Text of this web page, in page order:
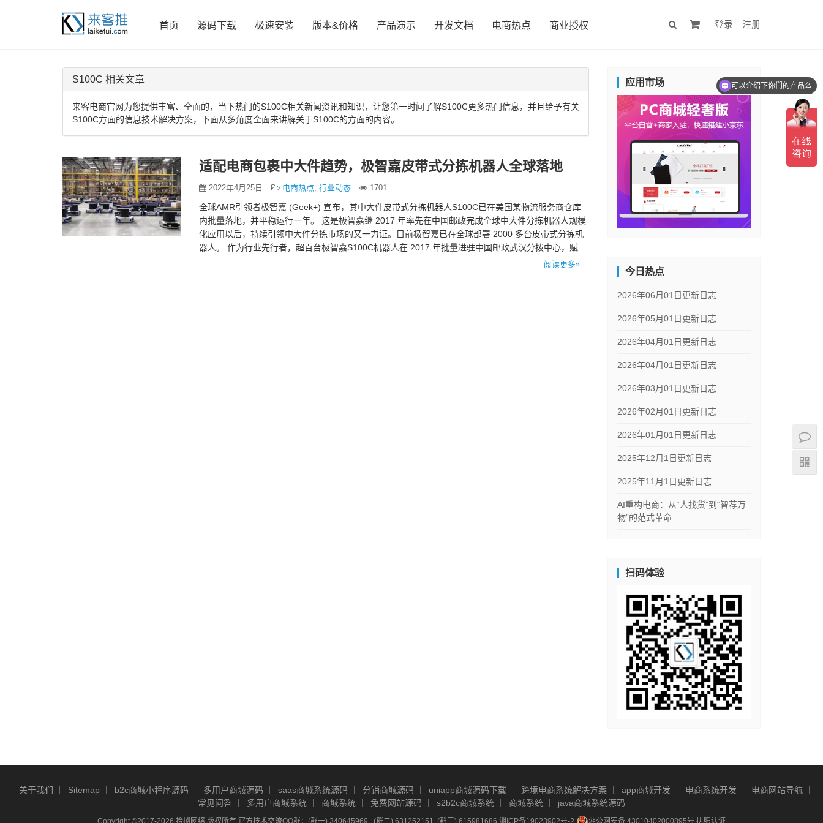
首页 源码下载 极速安装 版本&价格 产品演示 开发文档 电商热点 商业授权 登录 注册
S100C 相关文章
来客电商官网为您提供丰富、全面的，当下热门的S100C相关新闻资讯和知识，让您第一时间了解S100C更多热门信息，并且给予有关
S100C方面的信息技术解决方案，下面从多角度全面来讲解关于S100C的方面的内容。
适配电商包裹中大件趋势，极智嘉皮带式分拣机器人全球落地
2022年4月25日 电商热点, 行业动态 1701
全球AMR引领者极智嘉 (Geek+) 宣布，其中大件皮带式分拣机器人S100C已在美国某物流服务商仓库
内批量落地，并平稳运行一年。 这是极智嘉继 2017 年率先在中国邮政完成全球中大件分拣机器人规模
化应用以后，持续引领中大件分拣市场的又一力证。目前极智嘉已在全球部署 2000 多台皮带式分拣机
器人。 作为行业先行者，超百台极智嘉S100C机器人在 2017 年批量进驻中国邮政武汉分拨中心，赋
阅读更多»
应用市场
今日热点
2026年06月01日更新日志
2026年05月01日更新日志
2026年04月01日更新日志
2026年04月01日更新日志
2026年03月01日更新日志
2026年02月01日更新日志
2026年01月01日更新日志
2025年12月1日更新日志
2025年11月1日更新日志
AI重构电商：从“人找货”到“智荐万
物”的范式革命
扫码体验
关于我们 Sitemap b2c商城小程序源码 多用户商城源码 saas商城系统源码 分销商城源码 uniapp商城源码下载 跨境电商系统解决方案 app商城开发 电商系统开发
电商网站导航
常见问答
多用户商城系统 商城系统 免费网站源码 s2b2c商城系统 商城系统 java商城系统源码
Copyright ©2017-2026 拾捌网络 版权所有 官方技术交流QQ群：(群一) 340645969 , (群二) 631252151, (群三) 615981686 湘ICP备19023902号-2 湘公网安备 43010402000895号 执照认证
可以介绍下你们的产品么